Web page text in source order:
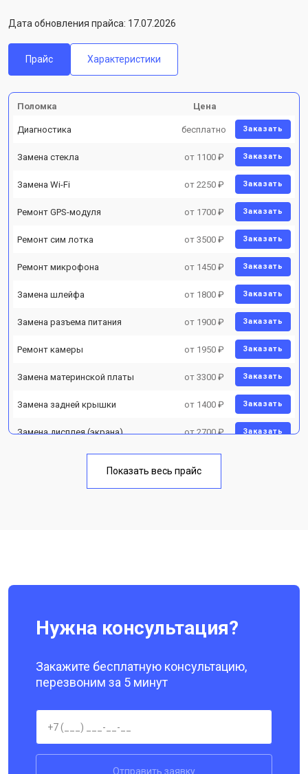
Дата обновления прайса: 17.07.2026
Прайс Характеристики
Поломка Цена
Диагностика бесплатно Заказать
Замена стекла от 1100 ₽ Заказать
Замена Wi-Fi от 2250 ₽ Заказать
Ремонт GPS-модуля от 1700 ₽ Заказать
Ремонт сим лотка от 3500 ₽ Заказать
Ремонт микрофона от 1450 ₽ Заказать
Замена шлейфа от 1800 ₽ Заказать
Замена разъема питания от 1900 ₽ Заказать
Ремонт камеры от 1950 ₽ Заказать
Замена материнской платы от 3300 ₽ Заказать
Замена задней крышки от 1400 ₽ Заказать
Замена дисплея (экрана) от 2700 ₽ Заказать
Замена кнопки включения от 1750 ₽
Показать весь прайс
Нужна консультация?
Закажите бесплатную консультацию,
перезвоним за 5 минут
Отправить заявку